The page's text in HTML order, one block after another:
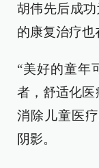
胡伟先后成
的康复治疗也
“美好的童年
者，舒适化医
消除儿童医
阴影。